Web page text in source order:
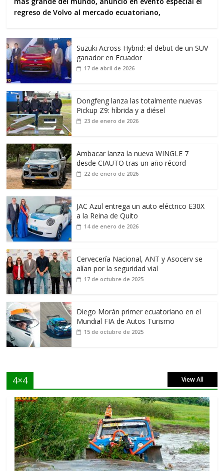
regreso de Volvo al mercado ecuatoriano,
Suzuki Across Hybrid: el debut de un SUV
ganador en Ecuador
17 de abril de 2026
Dongfeng lanza las totalmente nuevas
Pickup Z9: híbrida y a diésel
23 de enero de 2026
Ambacar lanza la nueva WINGLE 7
desde CIAUTO tras un año récord
22 de enero de 2026
JAC Azul entrega un auto eléctrico E30X
a la Reina de Quito
14 de enero de 2026
Cervecería Nacional, ANT y Asocerv se
alían por la seguridad vial
17 de octubre de 2025
Diego Morán primer ecuatoriano en el
Mundial FIA de Autos Turismo
15 de octubre de 2025
4×4 View All